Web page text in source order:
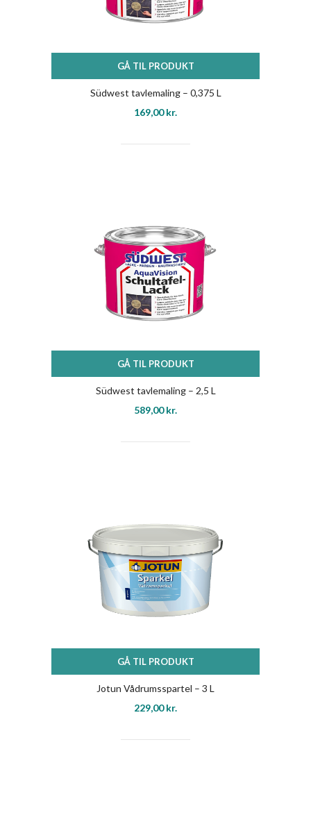
GÅ TIL PRODUKT
Südwest tavlemaling – 0,375 L
169,00kr.
GÅ TIL PRODUKT
Südwest tavlemaling – 2,5 L
589,00kr.
GÅ TIL PRODUKT
Jotun Vådrumsspartel – 3 L
229,00kr.